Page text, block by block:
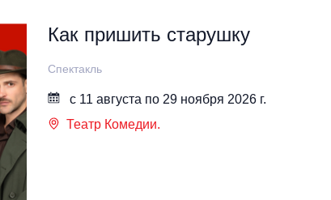
Как пришить старушку
Спектакль
с 11 августа по 29 ноября 2026 г.
Театр Комедии.